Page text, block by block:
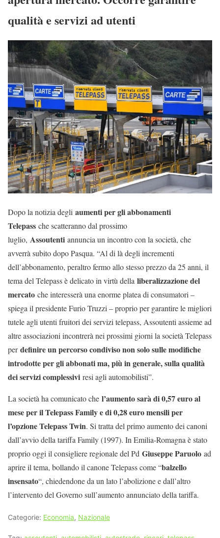
qualità e servizi ad utenti
Dopo la notizia degli aumenti per gli abbonamenti
Telepass che scatteranno dal prossimo
luglio, Assoutenti annuncia un incontro con la società, che
avverrà subito dopo Pasqua. “Al di là degli incrementi
dell’abbonamento, peraltro fermo allo stesso prezzo da 25 anni, il
tema del Telepass è delicato in virtù della liberalizzazione del
mercato che interesserà una enorme platea di consumatori –
spiega il presidente Furio Truzzi – proprio per garantire le migliori
tutele agli utenti fruitori dei servizi telepass, Assoutenti assieme ad
altre associazioni incontrerà nei prossimi giorni la società Telepass
perdefinire un percorso condiviso non solo sulle modifiche
introdotte per gli abbonati ma, più in generale, sulla qualità
dei servizi complessivi resi agli automobilisti”.
La società ha comunicato che l’aumento sarà di 0,57 euro al
mese per il Telepass Family e di 0,28 euro mensili per
l’opzione Telepass Twin. Si tratta del primo aumento dei canoni
dall’avvio della tariffa Family (1997). In Emilia-Romagna è stato
proprio oggi il consigliere regionale del Pd Giuseppe Paruolo ad
aprire il tema, bollando il canone Telepass come “balzello
insensato“, chiedendone da un lato l’abolizione e dall’altro
l’intervento del Governo sull’aumento annunciato della tariffa.
Categorie: Economia, Nazionale